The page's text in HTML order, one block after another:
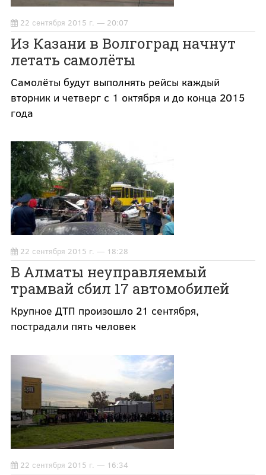
22 сентября 2015 г. — 20:07
Из Казани в Волгоград начнут
летать самолёты
Самолёты будут выполнять рейсы каждый
вторник и четверг с 1 октября и до конца 2015
года
22 сентября 2015 г. — 18:28
В Алматы неуправляемый
трамвай сбил 17 автомобилей
Крупное ДТП произошло 21 сентября,
пострадали пять человек
22 сентября 2015 г. — 16:34